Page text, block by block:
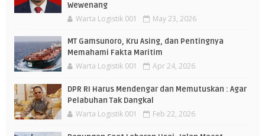
Wewenang
Warta Logistik 001 May 23, 2026
MT Gamsunoro, Kru Asing, dan Pentingnya
Memahami Fakta Maritim
Warta Logistik 001 Apr 24, 2026
DPR RI Harus Mendengar dan Memutuskan : Agar
Pelabuhan Tak Dangkal
Warta Logistik 001 Feb 22, 2026